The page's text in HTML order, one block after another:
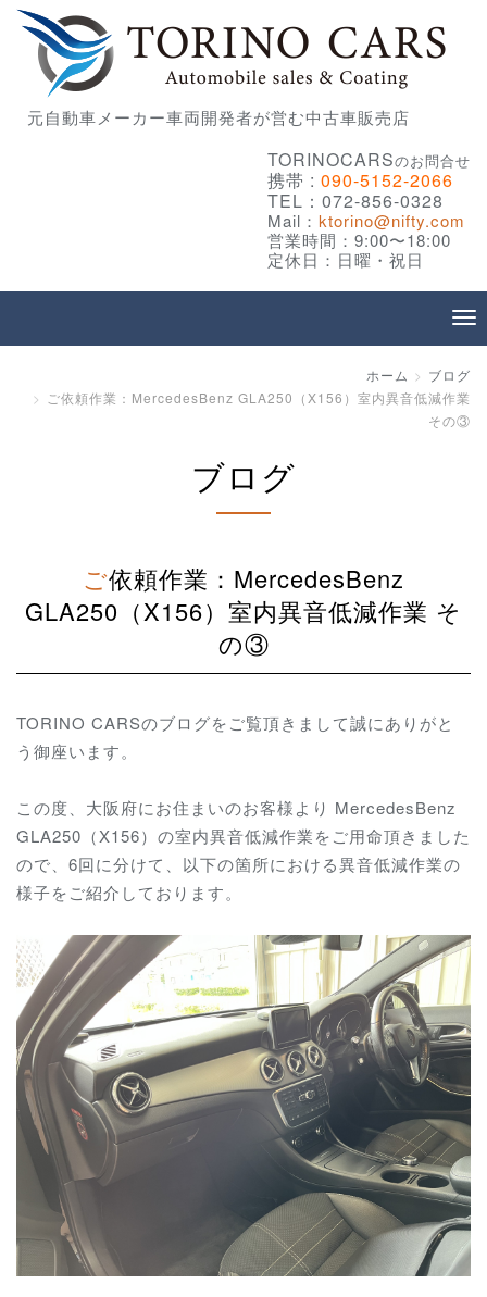
元自動車メーカー車両開発者が営む中古車販売店
TORINOCARSのお問合せ
携帯 : 090-5152-2066
TEL：072-856-0328
Mail： ktorino@nifty.com
営業時間：9:00〜18:00
定休日：日曜・祝日
ホーム
ブログ
ご依頼作業：MercedesBenz GLA250（X156）室内異音低減作業
その③
ブログ
ご依頼作業：MercedesBenz
GLA250（X156）室内異音低減作業 そ
の③
TORINO CARSのブログをご覧頂きまして誠にありがと
う御座います。
この度、大阪府にお住まいのお客様より MercedesBenz
GLA250（X156）の室内異音低減作業をご用命頂きました
ので、6回に分けて、以下の箇所における異音低減作業の
様子をご紹介しております。